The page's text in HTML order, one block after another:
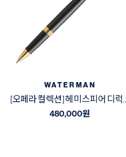
WATERMAN
[오페라 컬렉션] 헤미
480,000원